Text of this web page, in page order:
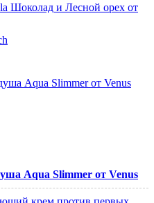
Шоколад и Лесной орех от
Aqua Slimmer от Venus